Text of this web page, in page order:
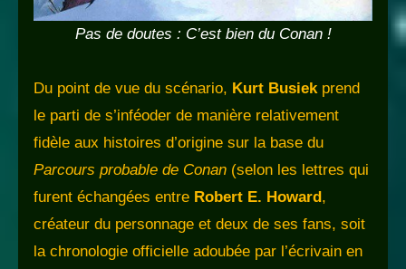
Pas de doutes : C’est bien du Conan !
Du point de vue du scénario, Kurt Busiekprend
le parti de s’inféoder de manière relativement
fidèle aux histoires d’origine sur la base du
Parcours probable de Conan (selon les lettres qui
furent échangées entre Robert E. Howard ,
créateur du personnage et deux de ses fans, soit
la chronologie officielle adoubée par l’écrivain en